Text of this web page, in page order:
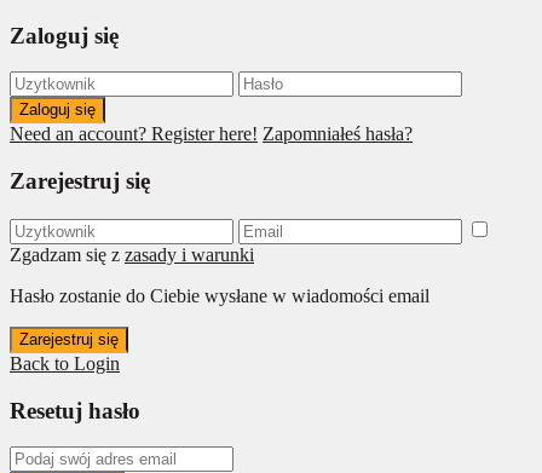
Zaloguj się
Zaloguj się
Need an account? Register here! Zapomniałeś hasła?
Zarejestruj się
Zgadzam się z zasady i warunki
Hasło zostanie do Ciebie wysłane w wiadomości email
Zarejestruj się
Back to Login
Resetuj hasło